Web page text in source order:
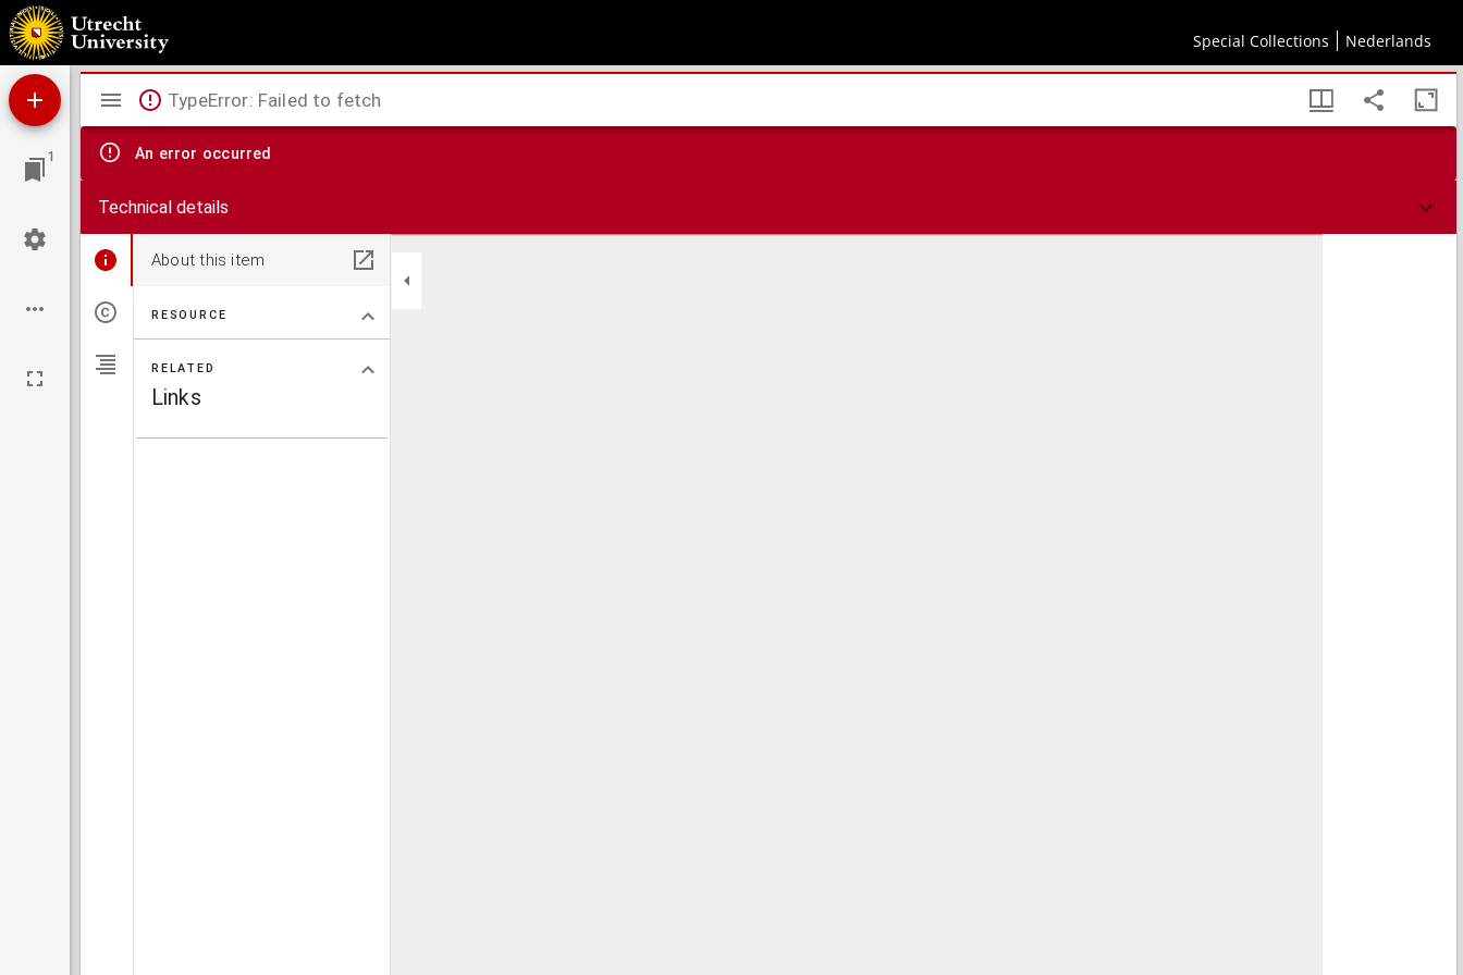
Special Collections Nederlands
Algemeene geschiedenis des vaderlands, van de vroegste tijden tot op heden
1
Mirador
viewer
TypeError: Failed to fetch
An error occurred
Technical details
About this item
RESOURCE
RELATED
Links